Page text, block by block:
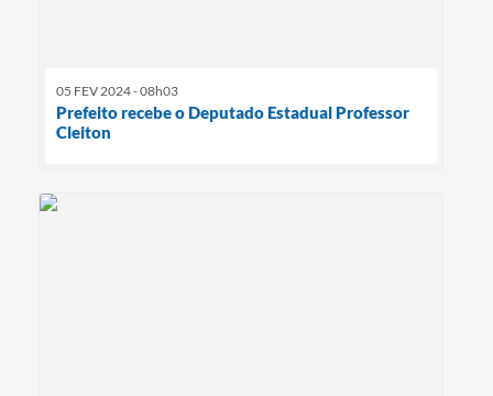
05 FEV 2024 - 08h03
Prefeito recebe o Deputado Estadual Professor
Cleiton